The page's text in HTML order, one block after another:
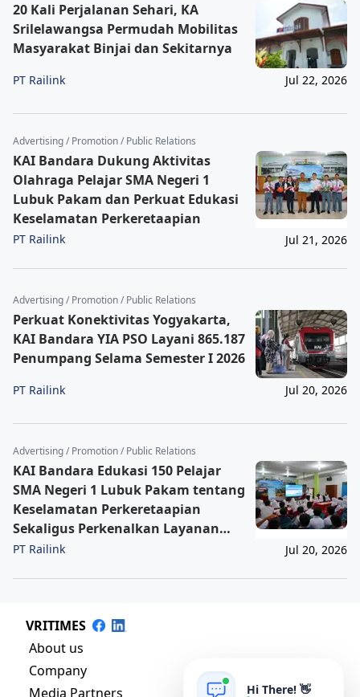
20 Kali Perjalanan Sehari, KA
Srilelawangsa Permudah Mobilitas
Masyarakat Binjai dan Sekitarnya
PT Railink Jul 22, 2026
Advertising / Promotion / Public Relations
KAI Bandara Dukung Aktivitas
Olahraga Pelajar SMA Negeri 1
Lubuk Pakam dan Perkuat Edukasi
Keselamatan Perkeretaapian
PT Railink Jul 21, 2026
Advertising / Promotion / Public Relations
Perkuat Konektivitas Yogyakarta,
KAI Bandara YIA PSO Layani 865.187
Penumpang Selama Semester I 2026
PT Railink Jul 20, 2026
Advertising / Promotion / Public Relations
KAI Bandara Edukasi 150 Pelajar
SMA Negeri 1 Lubuk Pakam tentang
Keselamatan Perkeretaapian
Sekaligus Perkenalkan Layanan
Baru
PT Railink Jul 20, 2026
VRITIMES
About us
Company
Media Partners
Hi There! 👋